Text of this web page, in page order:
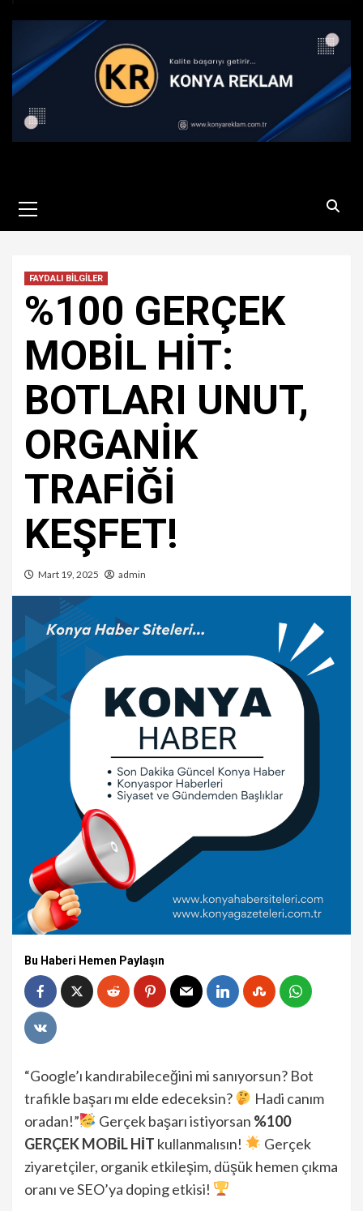
Menu
FAYDALI BİLGİLER
%100 GERÇEK
MOBİL HİT:
BOTLARI UNUT,
ORGANİK
TRAFİĞİ
KEŞFET!
Mart 19, 2025 admin
Bu Haberi Hemen Paylaşın
“Google’ı kandırabileceğini mi sanıyorsun? Bot
trafikle başarı mı elde edeceksin?
Hadi canım
oradan!”
Gerçek başarı istiyorsan %100
GERÇEK MOBİL HİT kullanmalısın!
Gerçek
ziyaretçiler, organik etkileşim, düşük hemen çıkma
oranı ve SEO’ya doping etkisi!